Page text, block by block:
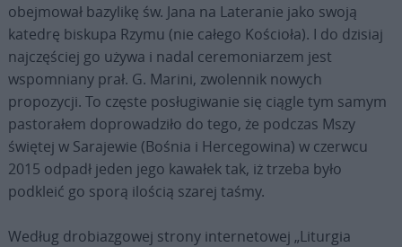
obejmował bazylikę św. Jana na Lateranie jako swoją
katedrę biskupa Rzymu (nie całego Kościoła). I do dzisiaj
najczęściej go używa i nadal ceremoniarzem jest
wspomniany prał. G. Marini, zwolennik nowych
propozycji. To częste posługiwanie się ciągle tym samym
pastorałem doprowadziło do tego, że ​​podczas Mszy
świętej w Sarajewie (Bośnia i Hercegowina) w czerwcu
2015 odpadł jeden jego kawałek tak, iż trzeba było
podkleić go sporą ilością szarej taśmy.
Według drobiazgowej strony internetowej „Liturgia